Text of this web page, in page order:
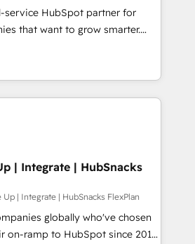
sales enablement • Website
• ERP integration: SAP,
from any platform •
built on HubSpot • Custom
and more Experience
out to see how AI + HubSpot
service HubSpot partner for
that want to grow smarter.
to training, from
to lead generation and
do it all (and with great
websites, custom modules,
campaigns, content and
With our bright
and can-do mentality, we
on a daily basis. So tell us
| Integrate | HubSnacks
Up | Integrate | HubSnacks FlexPlan
globally who've chosen
on-ramp to HubSpot since 2014